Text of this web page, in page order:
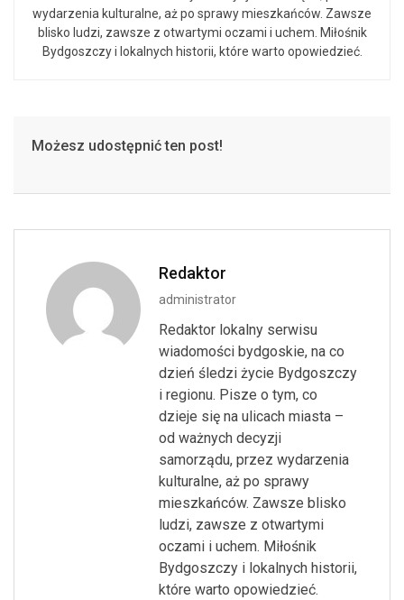
wydarzenia kulturalne, aż po sprawy mieszkańców. Zawsze
blisko ludzi, zawsze z otwartymi oczami i uchem. Miłośnik
Bydgoszczy i lokalnych historii, które warto opowiedzieć.
Możesz udostępnić ten post!
Redaktor
administrator
Redaktor lokalny serwisu
wiadomości bydgoskie, na co
dzień śledzi życie Bydgoszczy
i regionu. Pisze o tym, co
dzieje się na ulicach miasta –
od ważnych decyzji
samorządu, przez wydarzenia
kulturalne, aż po sprawy
mieszkańców. Zawsze blisko
ludzi, zawsze z otwartymi
oczami i uchem. Miłośnik
Bydgoszczy i lokalnych historii,
które warto opowiedzieć.